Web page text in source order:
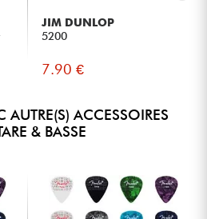
JIM DUNLOP
5200
7.90 €
AUTRE(S) ACCESSOIRES
& BASSE